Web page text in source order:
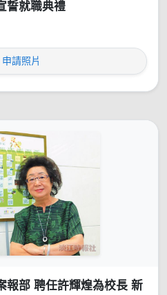
誓就職典禮
申請照片
報部 聘任許輝煌為校長 新